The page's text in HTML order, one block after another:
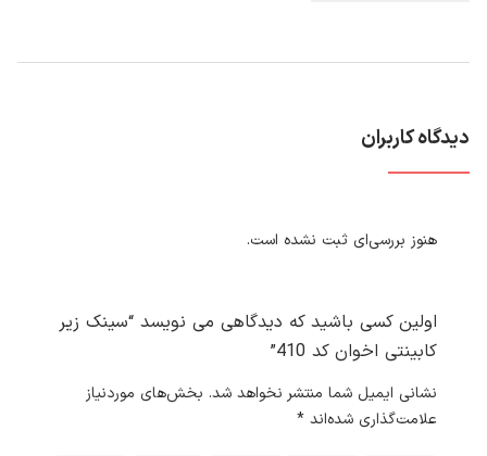
دیدگاه کاربران
هنوز بررسی‌ای ثبت نشده است.
اولین کسی باشید که دیدگاهی می نویسد “سینک زیر
کابینتی اخوان کد 410”
نشانی ایمیل شما منتشر نخواهد شد. بخش‌های موردنیاز
علامت‌گذاری شده‌اند *